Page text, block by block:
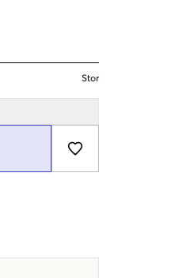
Stor